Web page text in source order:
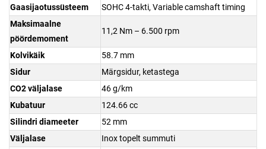
Gaasijaotussüsteem
SOHC 4-takti, Variable camshaft timing
Maksimaalne
pöördemoment
11,2 Nm – 6.500 rpm
Kolvikäik
58.7 mm
Sidur
Märgsidur, ketastega
CO2 väljalase
46 g/km
Kubatuur
124.66 cc
Silindri diameeter
52 mm
Väljalase
Inox topelt summuti